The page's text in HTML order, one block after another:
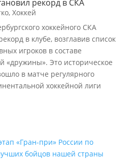
рекорд в СКА
, Хоккей
хоккейного СКА
в клубе, возглавив список
игроков в составе
«дружины». Это историческое
в матче регулярного
хоккейной лиги